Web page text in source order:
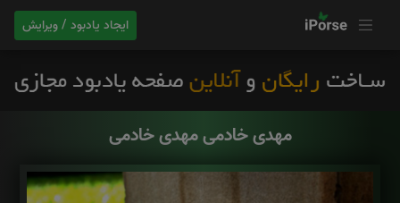
ایجاد یادبود / ویرایش
مهدی خادمی مهدی خادمی